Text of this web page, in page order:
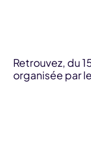
Retrouvez, du
organisée par